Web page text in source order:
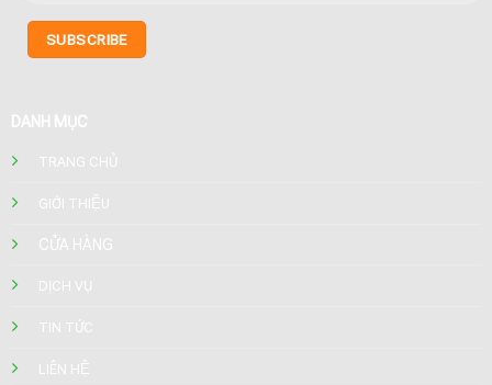
DANH MỤC
TRANG CHỦ
GIỚI THIỆU
CỬA HÀNG
DỊCH VỤ
TIN TỨC
LIÊN HỆ